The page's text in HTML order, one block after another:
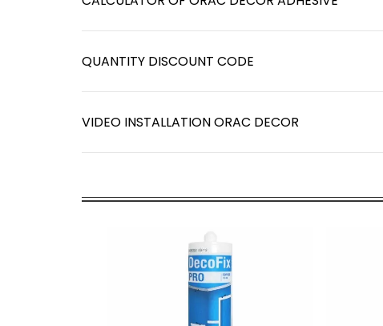
QUANTITY DISCOUNT CODE
VIDEO INSTALLATION ORAC DECOR